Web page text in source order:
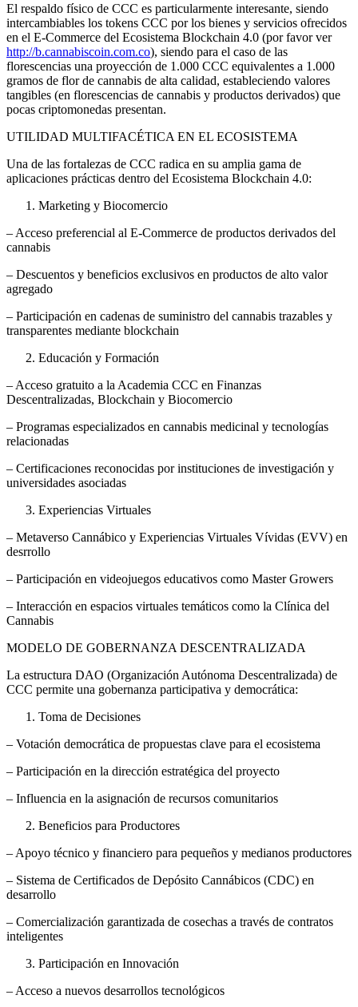
El respaldo físico de CCC es particularmente interesante, siendo
intercambiables los tokens CCC por los bienes y servicios ofrecidos
en el E-Commerce del Ecosistema Blockchain 4.0 (por favor ver
http://b.cannabiscoin.com.co), siendo para el caso de las
florescencias una proyección de 1.000 CCC equivalentes a 1.000
gramos de flor de cannabis de alta calidad, estableciendo valores
tangibles (en florescencias de cannabis y productos derivados) que
pocas criptomonedas presentan.
UTILIDAD MULTIFACÉTICA EN EL ECOSISTEMA
Una de las fortalezas de CCC radica en su amplia gama de
aplicaciones prácticas dentro del Ecosistema Blockchain 4.0:
Marketing y Biocomercio
– Acceso preferencial al E-Commerce de productos derivados del
cannabis
– Descuentos y beneficios exclusivos en productos de alto valor
agregado
– Participación en cadenas de suministro del cannabis trazables y
transparentes mediante blockchain
Educación y Formación
– Acceso gratuito a la Academia CCC en Finanzas
Descentralizadas, Blockchain y Biocomercio
– Programas especializados en cannabis medicinal y tecnologías
relacionadas
– Certificaciones reconocidas por instituciones de investigación y
universidades asociadas
Experiencias Virtuales
– Metaverso Cannábico y Experiencias Virtuales Vívidas (EVV) en
desrrollo
– Participación en videojuegos educativos como Master Growers
– Interacción en espacios virtuales temáticos como la Clínica del
Cannabis
MODELO DE GOBERNANZA DESCENTRALIZADA
La estructura DAO (Organización Autónoma Descentralizada) de
CCC permite una gobernanza participativa y democrática:
Toma de Decisiones
– Votación democrática de propuestas clave para el ecosistema
– Participación en la dirección estratégica del proyecto
– Influencia en la asignación de recursos comunitarios
Beneficios para Productores
– Apoyo técnico y financiero para pequeños y medianos productores
– Sistema de Certificados de Depósito Cannábicos (CDC) en
desarrollo
– Comercialización garantizada de cosechas a través de contratos
inteligentes
Participación en Innovación
– Acceso a nuevos desarrollos tecnológicos